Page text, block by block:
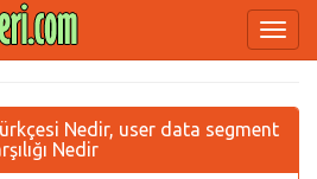
Nedir, user data segment
Nedir